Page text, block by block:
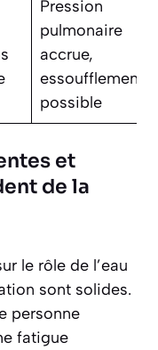
Pression
pulmonaire
accrue,
essoufflement
possible
et
de la
le rôle de l’eau
sont solides.
personne
fatigue